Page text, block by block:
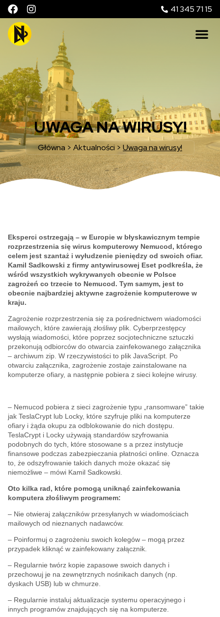
41 345 71 15
UWAGA NA WIRUSY!
Główna > Aktualności > Uwaga na wirusy!
Eksperci ostrzegają – w Europie w błyskawicznym tempie
rozprzestrzenia się wirus komputerowy Nemucod, którego
celem jest szantaż i wyłudzenie pieniędzy od swoich ofiar.
Kamil Sadkowski z firmy antywirusowej Eset podkreśla, że
wśród wszystkich wykrywanych obecnie w Polsce
zagrożeń co trzecie to Nemucod. Tym samym, jest to
obecnie najbardziej aktywne zagrożenie komputerowe w
kraju.
Zagrożenie rozprzestrzenia się za pośrednictwem wiadomości
mailowych, które zawierają złośliwy plik. Cyberprzestępcy
wysłają wiadomości, które poprzez socjotechniczne sztuczki
przekonują odbiorców do otwarcia zainfekowanego załącznika
– archiwum zip. W rzeczywistości to plik JavaScript. Po
otwarciu załącznika, zagrożenie zostaje zainstalowane na
komputerze ofiary, a następnie pobiera z sieci kolejne wirusy.
– Nemucod pobiera z sieci zagrożenie typu „ransomware” takie
jak TeslaCrypt lub Locky, które szyfruje pliki na komputerze
ofiary i żąda okupu za odblokowanie do nich dostępu.
TeslaCrypt i Locky używają standardów szyfrowania
podobnych do tych, które stosowane s a przez instytucje
finansowe podczas zabezpieczania płatności online. Oznacza
to, że odszyfrowanie takich danych może okazać się
niemożliwe – mówi Kamil Sadkowski.
Oto kilka rad, które pomogą uniknąć zainfekowania
komputera złośliwym programem:
– Nie otwieraj załączników przesyłanych w wiadomościach
mailowych od nieznanych nadawców.
– Poinformuj o zagrożeniu swoich kolegów – mogą przez
przypadek kliknąć w zainfekowany załącznik.
– Regularnie twórz kopie zapasowe swoich danych i
przechowuj je na zewnętrznych nośnikach danych (np.
dyskach USB) lub w chmurze.
– Regularnie instaluj aktualizacje systemu operacyjnego i
innych programów znajdujących się na komputerze.